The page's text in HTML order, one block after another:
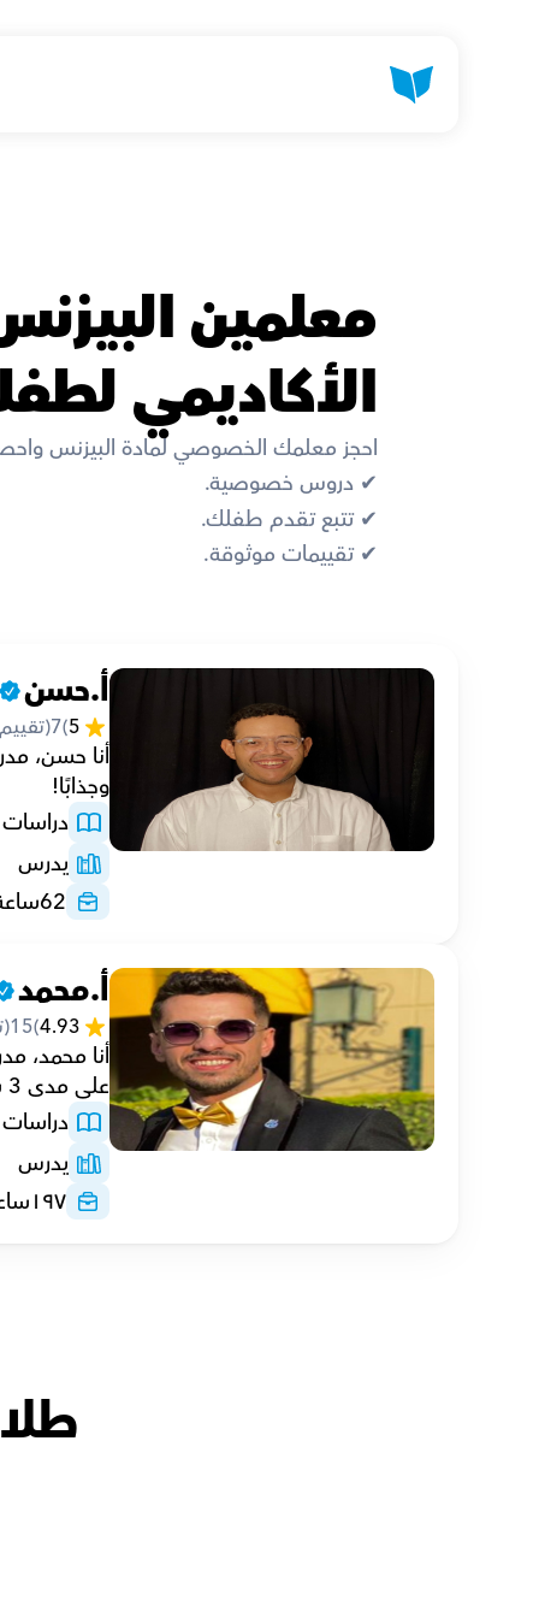
الأكاديمي
احجز معلمك الخصوصي لمادة البيزنس
✔︎ دروس خصوصية.
✔︎ تتبع تقدم طفلك.
✔︎ تقييمات موثوقة.
أ.حسن
5
(
7(تقييم
وجذابًا!
دراسات
يدرس
62
أ.محمد
4.93
(
15
على مدى 3 سنوات.
دراسات
يدرس
١٩٧